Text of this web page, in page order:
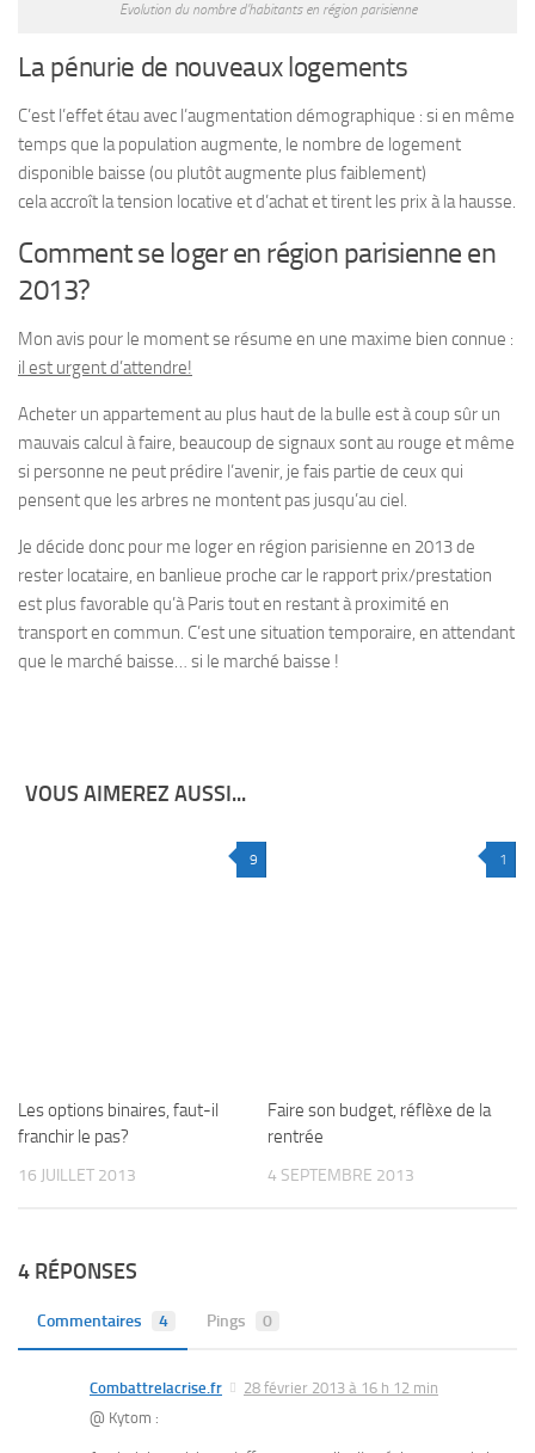
Evolution du nombre d’habitants en région parisienne
La pénurie de nouveaux logements
C’est l’effet étau avec l’augmentation démographique : si en même
temps que la population augmente, le nombre de logement
disponible baisse (ou plutôt augmente plus faiblement)
cela accroît la tension locative et d’achat et tirent les prix à la hausse.
Comment se loger en région parisienne en
2013?
Mon avis pour le moment se résume en une maxime bien connue :
il est urgent d’attendre!
Acheter un appartement au plus haut de la bulle est à coup sûr un
mauvais calcul à faire, beaucoup de signaux sont au rouge et même
si personne ne peut prédire l’avenir, je fais partie de ceux qui
pensent que les arbres ne montent pas jusqu’au ciel.
Je décide donc pour me loger en région parisienne en 2013 de
rester locataire, en banlieue proche car le rapport prix/prestation
est plus favorable qu’à Paris tout en restant à proximité en
transport en commun. C’est une situation temporaire, en attendant
que le marché baisse… si le marché baisse !
VOUS AIMEREZ AUSSI...
9
Les options binaires, faut-il
franchir le pas?
16 JUILLET 2013
1
Faire son budget, réflèxe de la
rentrée
4 SEPTEMBRE 2013
4 RÉPONSES
Commentaires 4 Pings 0
Combattrelacrise.fr
28 février 2013 à 16 h 12 min
@ Kytom :